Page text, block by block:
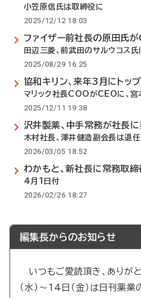
小笠原信氏は取締役に
2025/12/12 18:03
ファイザー前社長の原田氏
田辺三菱、前武田のサルウコス
2025/08/29 16:25
協和キリン、来年3月にトッ
マリック社長COOがCEOに、宮
2025/12/11 19:38
沢井製薬、中手常務が社長
木村社長、澤井健造副会長は退任
2026/03/05 18:52
わかもと、新社長に常務取
4月1日付
2026/02/26 18:27
編集長からのお知らせ
いつもご愛読頂き、ありが
（水）～14日（金）は日刊薬